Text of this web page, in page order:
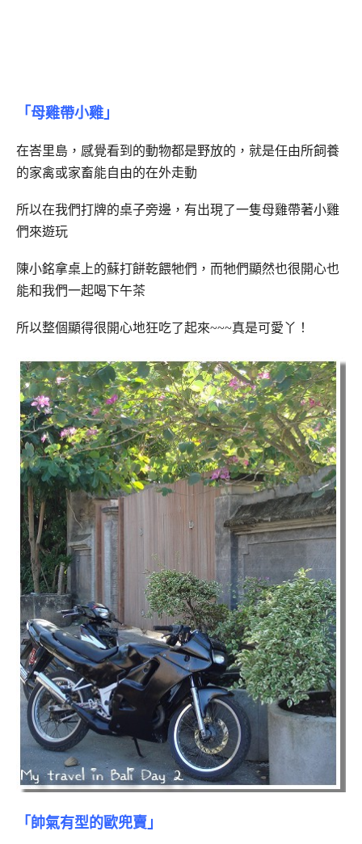
「母雞帶小雞」
在峇里島，感覺看到的動物都是野放的，就是任由所飼養
的家禽或家畜能自由的在外走動
所以在我們打牌的桌子旁邊，有出現了一隻母雞帶著小雞
們來遊玩
陳小銘拿桌上的蘇打餅乾餵牠們，而牠們顯然也很開心也
能和我們一起喝下午茶
所以整個顯得很開心地狂吃了起來~~~真是可愛丫！
「帥氣有型的歐兜賣」